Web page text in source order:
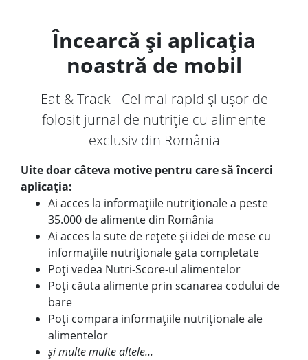
Încearcă și aplicația
noastră de mobil
Eat & Track - Cel mai rapid și ușor de
folosit jurnal de nutriție cu alimente
exclusiv din România
Uite doar câteva motive pentru care să încerci
aplicația:
Ai acces la informațiile nutriționale a peste
35.000 de alimente din România
Ai acces la sute de rețete și idei de mese cu
informațiile nutriționale gata completate
Poți vedea Nutri-Score-ul alimentelor
Poți căuta alimente prin scanarea codului de
bare
Poți compara informațiile nutriționale ale
alimentelor
și multe multe altele...